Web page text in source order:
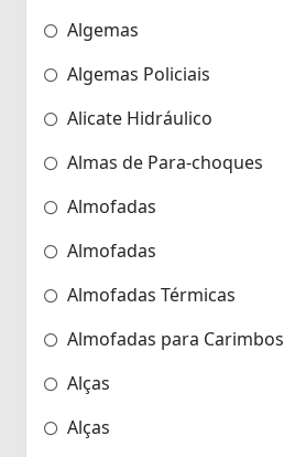
Algemas
Algemas Policiais
Alicate Hidráulico
Almas de Para-choques
Almofadas
Almofadas
Almofadas Térmicas
Almofadas para Carimbos
Alças
Alças